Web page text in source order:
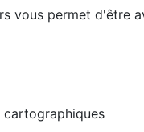
vous permet d'être
cartographiques